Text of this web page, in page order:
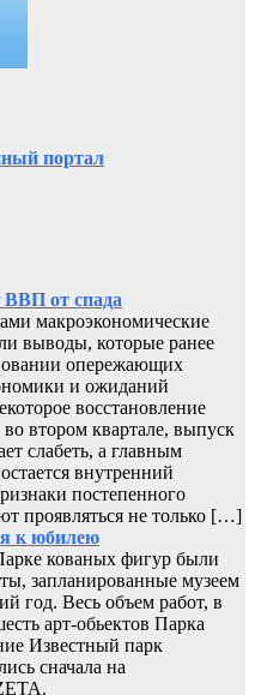
портал
ВВП от спада
макроэкономические
выводы, которые ранее
опережающих
и ожиданий
восстановление
втором квартале, выпуск
слабеть, а главным
внутренний
постепенного
проявляться не только […]
к юбилею
кованых фигур были
запланированные музеем
год. Весь объем работ, в
арт-обьектов Парка
Известный парк
сначала на